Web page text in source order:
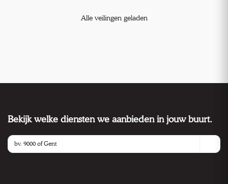
Alle veilingen geladen
Bekijk welke diensten we aanbieden in jouw buurt.